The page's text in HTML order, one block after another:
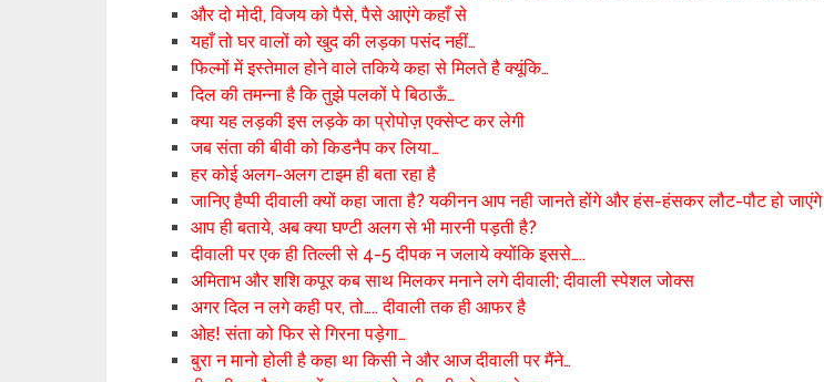
और दो मोदी, विजय को पैसे, पैसे आएंगे कहाँ से
यहाँ तो घर वालों को खुद की लड़का पसंद नहीं…
फिल्मों में इस्तेमाल होने वाले तकिये कहा से मिलते है क्यूंकि…
दिल की तमन्ना है कि तुझे पलकों पे बिठाऊँ…
क्या यह लड़की इस लड़के का प्रोपोज़ एक्सेप्ट कर लेगी
जब संता की बीवी को किडनैप कर लिया…
हर कोई अलग-अलग टाइम ही बता रहा है
जानिए हैप्पी दीवाली क्यों कहा जाता है? यकीनन आप नही जानते होंगे और हंस-हंसकर लौट-पौट हो जाएंगे
आप ही बताये, अब क्या घण्टी अलग से भी मारनी पड़ती है?
दीवाली पर एक ही तिल्ली से 4-5 दीपक न जलाये क्योंकि इससे…..
अमिताभ और शशि कपूर कब साथ मिलकर मनाने लगे दीवाली; दीवाली स्पेशल जोक्स
अगर दिल न लगे कही पर, तो….. दीवाली तक ही आफर है
ओह! संता को फिर से गिरना पड़ेगा…
बुरा न मानो होली है कहा था किसी ने और आज दीवाली पर मैंने…